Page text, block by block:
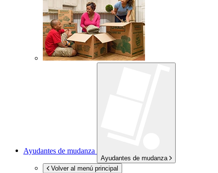
Ayudantes de mudanza
Ayudantes de mudanza
Volver al menú principal